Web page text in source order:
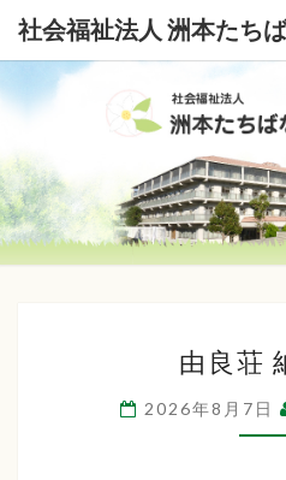
社会福祉法人 洲本たち
由良荘
2026年8月7日